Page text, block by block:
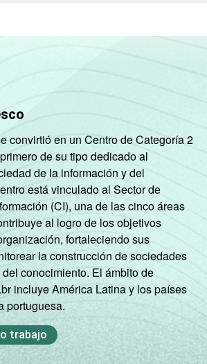
convirtió en un Centro de Categoría 2
de su tipo dedicado al
de la información y del
está vinculado al Sector de
(CI), una de las cinco áreas
al logro de los objetivos
fortaleciendo sus
la construcción de sociedades
conocimiento. El ámbito de
incluye América Latina y los países
portuguesa.
trabajo